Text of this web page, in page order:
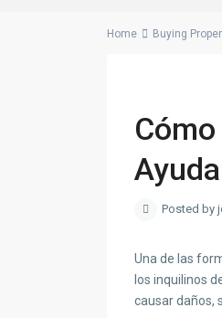
Home Buying
Posted by
Una de las
los inquilinos
causar daños,